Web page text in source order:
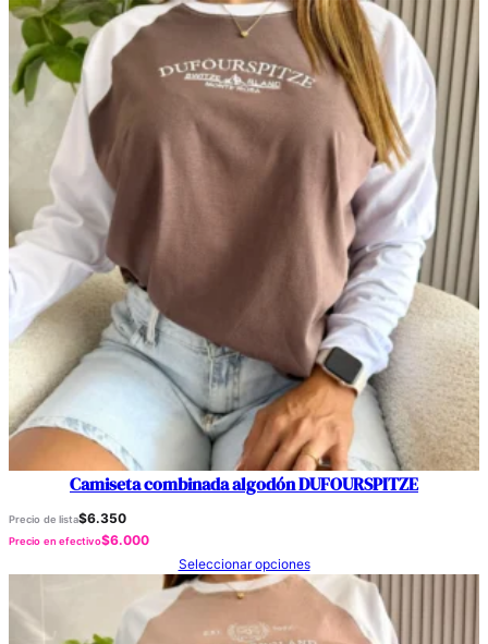
Camiseta combinada algodón DUFOURSPITZE
Precio de lista$6.350
Precio en efectivo$6.000
Seleccionar opciones